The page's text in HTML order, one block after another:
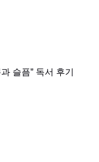
슬픔” 독서 후기